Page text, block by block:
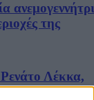
της
Λέκκα,